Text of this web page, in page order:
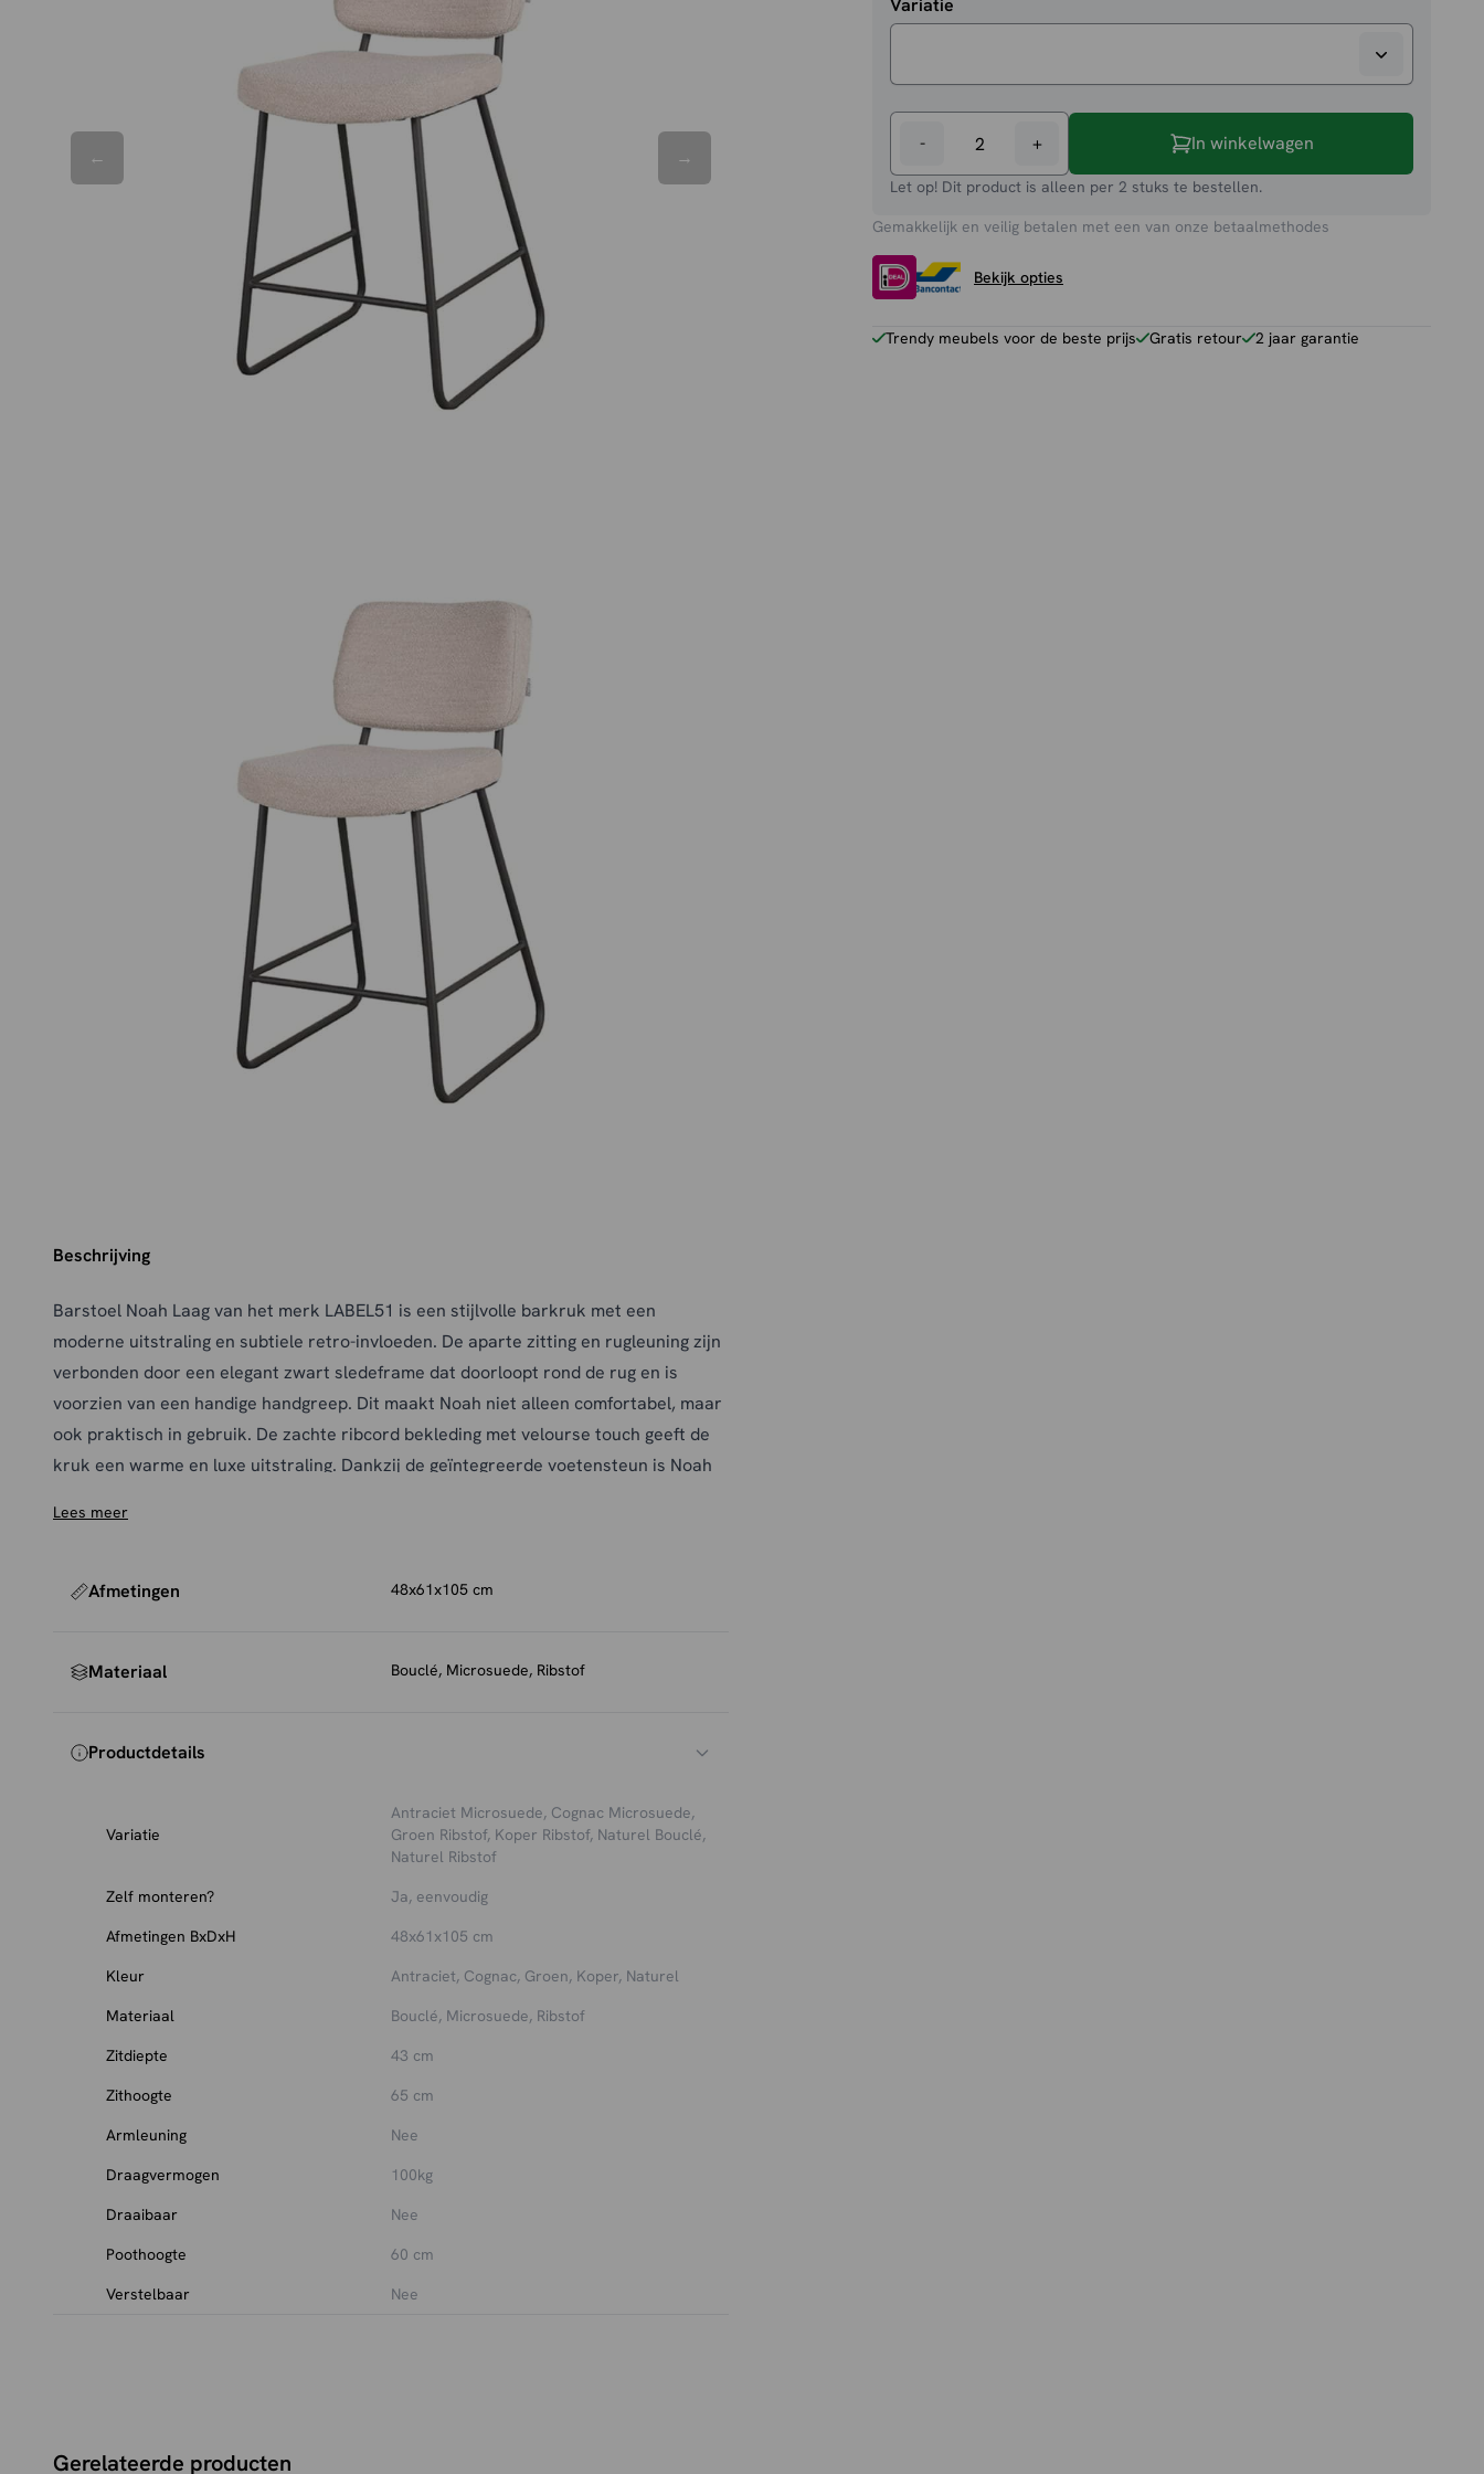
Variatie
-
Noah
Laag
aantal
+ In winkelwagen
Let op! Dit product is alleen per 2 stuks te bestellen.
Gemakkelijk en veilig betalen met een van onze betaalmethodes
Bekijk opties
Trendy meubels voor de beste prijs Gratis retour 2 jaar garantie
Beschrijving
Barstoel Noah Laag van het merk LABEL51 is een stijlvolle barkruk met een
moderne uitstraling en subtiele retro-invloeden. De aparte zitting en rugleuning zijn
verbonden door een elegant zwart sledeframe dat doorloopt rond de rug en is
voorzien van een handige handgreep. Dit maakt Noah niet alleen comfortabel, maar
ook praktisch in gebruik. De zachte ribcord bekleding met velourse touch geeft de
kruk een warme en luxe uitstraling. Dankzij de geïntegreerde voetensteun is Noah
Onderhoud en bescherming
verwijderen. Deppen met een lichtvochtige, schone doek laat de meeste vlekken
Gebruik viltjes of dopjes onder het frame om je vloer te beschermen tegen krassen.
Lees meer
Afmetingen 48x61x105 cm
Materiaal Bouclé, Microsuede, Ribstof
Productdetails
Variatie
Antraciet Microsuede, Cognac Microsuede,
Groen Ribstof, Koper Ribstof, Naturel Bouclé,
Naturel Ribstof
Zelf monteren?
Ja, eenvoudig
Afmetingen BxDxH
48x61x105 cm
Kleur
Antraciet, Cognac, Groen, Koper, Naturel
Materiaal
Bouclé, Microsuede, Ribstof
Zitdiepte
43 cm
Zithoogte
65 cm
Armleuning
Nee
Draagvermogen
100kg
Draaibaar
Nee
Poothoogte
60 cm
Verstelbaar
Nee
Gerelateerde producten